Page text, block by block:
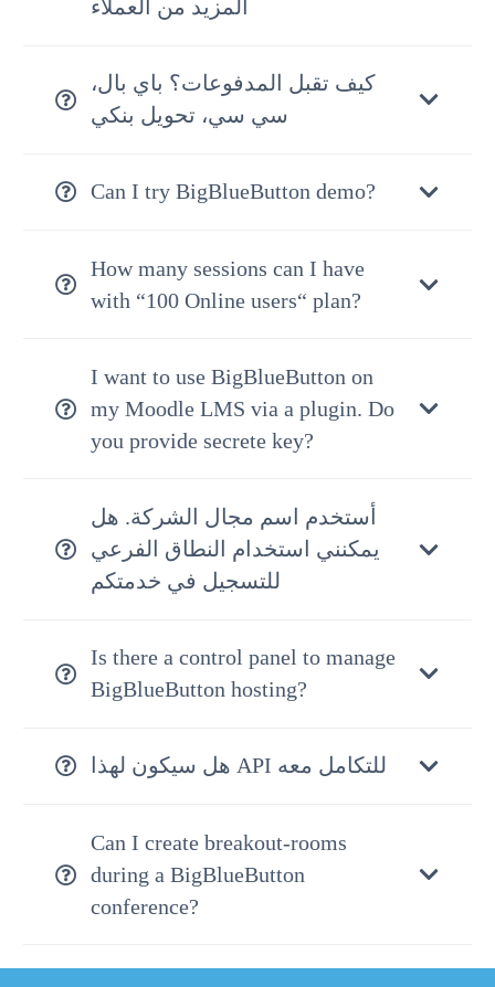
المزيد من العملاء
كيف تقبل المدفوعات؟ باي بال،
سي سي، تحويل بنكي
Can I try BigBlueButton demo?
How many sessions can I have
with “100 Online users“ plan?
I want to use BigBlueButton on
my Moodle LMS via a plugin. Do
you provide secrete key?
أستخدم اسم مجال الشركة. هل
يمكنني استخدام النطاق الفرعي
للتسجيل في خدمتكم
Is there a control panel to manage
BigBlueButton hosting?
هل سيكون لهذا API للتكامل معه
Can I create breakout-rooms
during a BigBlueButton
conference?